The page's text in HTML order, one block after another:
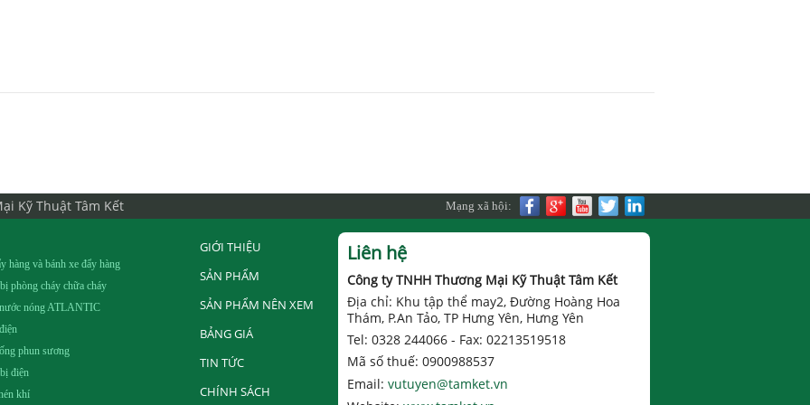
Kỹ Thuật Tâm Kết Mạng xã hội:
hàng và bánh xe đẩy hàng
phòng cháy chữa cháy
nóng ATLANTIC
phun sương
điện
khí
GIỚI THIỆU
SẢN PHẨM
SẢN PHẨM NÊN XEM
BẢNG GIÁ
TIN TỨC
CHÍNH SÁCH
Liên hệ
Công ty TNHH Thương Mại Kỹ Thuật Tâm Kết
Địa chỉ: Khu tập thể may2, Đường Hoàng Hoa
Thám, P.An Tảo, TP Hưng Yên, Hưng Yên
Tel: 0328 244066 - Fax: 02213519518
Mã số thuế: 0900988537
Email: vutuyen@tamket.vn